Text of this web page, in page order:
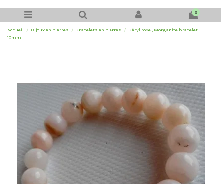
0
Accueil Bijoux en pierres Bracelets en pierres
Béryl rose , Morganite bracelet
10mm